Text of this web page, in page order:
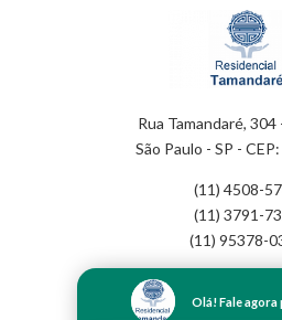
Rua Tamandaré,
São Paulo - SP -
(11) 4508-
(11) 3791-
(11) 95378-
Empresa
Olá! Fale agora